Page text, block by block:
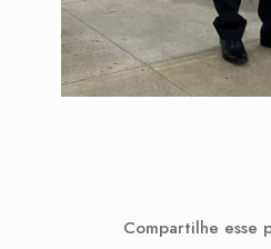
Compartilhe esse